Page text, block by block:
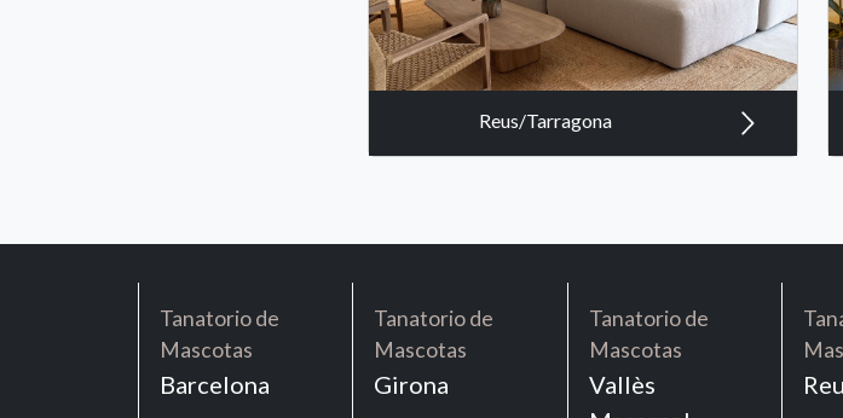
Reus/Tarragona
Tanatorio de
Mascotas
Barcelona
Tanatorio de
Mascotas
Girona
Tanatorio de
Mascotas
Vallès